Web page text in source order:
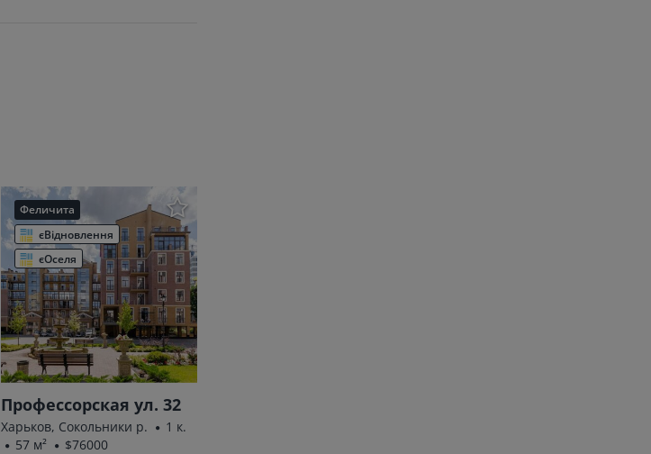
Феличита
єВідновлення
єОселя
Профессорская ул. 32
Харьков, Сокольники р.
1 к.
57 м²
$76000